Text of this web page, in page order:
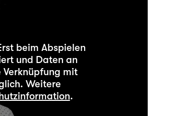
beim Abspielen
und Daten an
mit
Weitere
.